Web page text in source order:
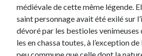
médiévale de cette même légende.
saint personnage avait été exilé sur
dévoré par les bestioles venimeuses
les en chassa toutes, à l’exception de
peu commune que celle dont la